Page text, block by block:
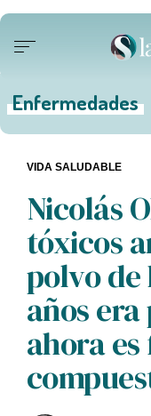
Enfermedades
Nicolás
tóxicos
polvo
años
ahora
VIDA SALUDABLE